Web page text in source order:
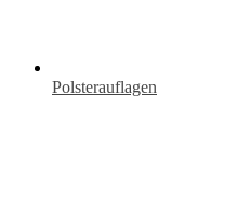
Polsterauflagen